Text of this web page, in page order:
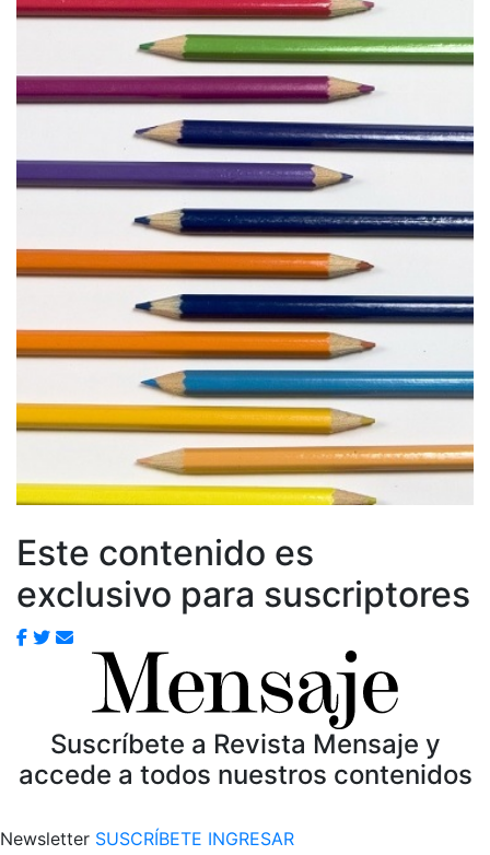
Este contenido es
exclusivo para suscriptores
Suscríbete a Revista Mensaje y
accede a todos nuestros contenidos
Newsletter SUSCRÍBETE INGRESAR